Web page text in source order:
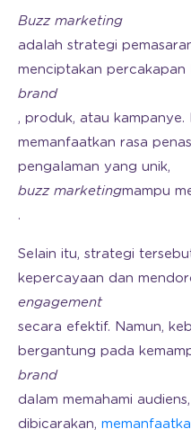
Buzz marketing
adalah strategi
menciptakan percakapan
brand
, produk, atau
memanfaatkan rasa
pengalaman yang unik,
buzz marketingmampu
.
Selain itu, strategi
kepercayaan dan
engagement
secara efektif. Namun,
bergantung pada
brand
dalam memahami
dibicarakan,